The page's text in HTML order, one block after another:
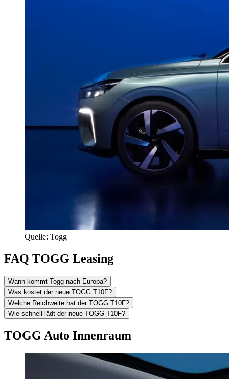
Quelle: Togg
FAQ TOGG Leasing
Wann kommt Togg nach Europa?
Was kostet der neue TOGG T10F?
Welche Reichweite hat der TOGG T10F?
Wie schnell lädt der neue TOGG T10F?
TOGG Auto Innenraum